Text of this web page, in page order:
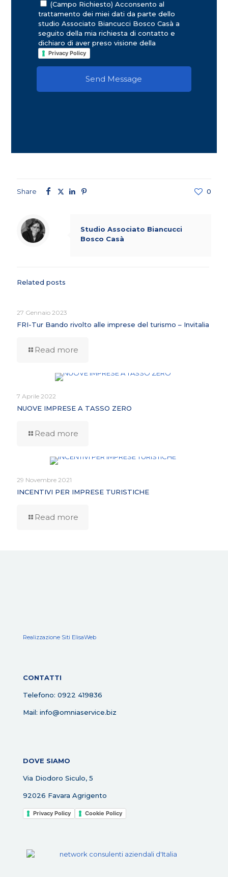
(Campo Richiesto) Acconsento al
trattamento dei miei dati da parte dello
studio Associato Biancucci Bosco Casà a
seguito della mia richiesta di contatto e
dichiaro di aver preso visione della
Privacy Policy
Share 0
Studio Associato Biancucci
Bosco Casà
Related posts
27 Gennaio 2023
FRI-Tur Bando rivolto alle imprese del turismo – Invitalia
Read more
7 Aprile 2022
NUOVE IMPRESE A TASSO ZERO
Read more
29 Novembre 2021
INCENTIVI PER IMPRESE TURISTICHE
Read more
Realizzazione Siti ElisaWeb
CONTATTI
Telefono: 0922 419836
Mail: info@omniaservice.biz
DOVE SIAMO
Via Diodoro Siculo, 5
92026 Favara Agrigento
Privacy Policy Cookie Policy